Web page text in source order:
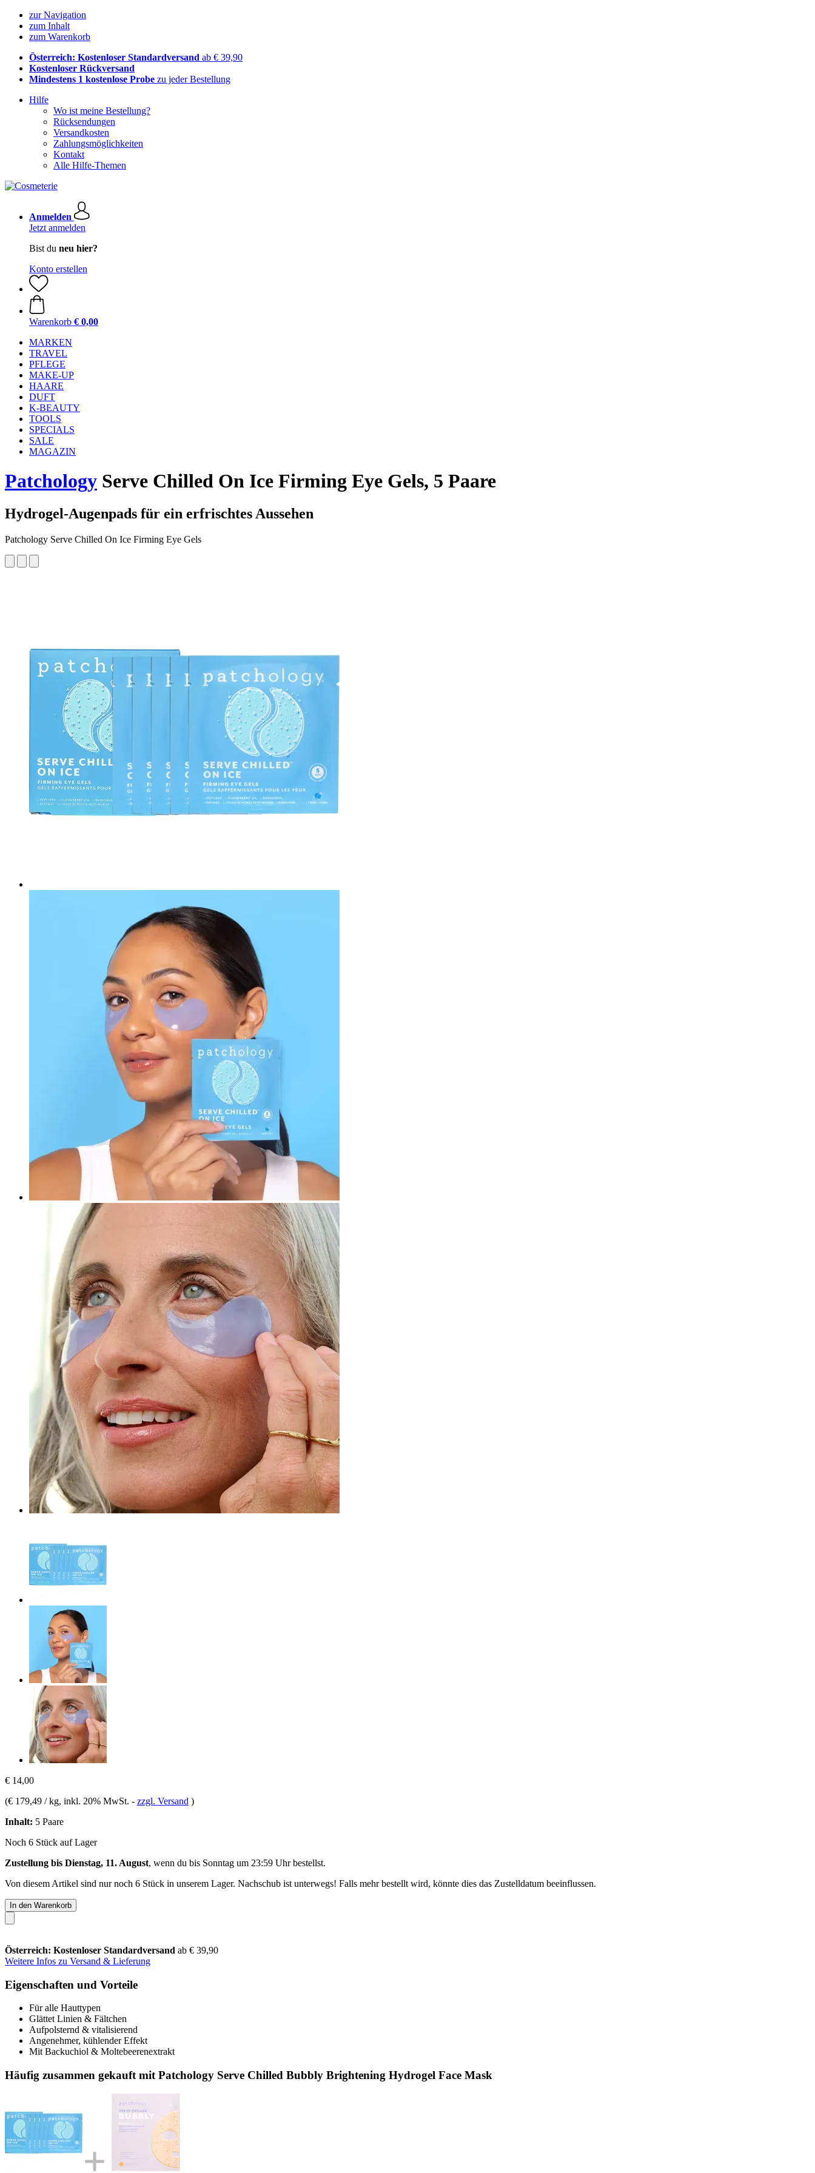
zur Navigation
zum Inhalt
zum Warenkorb
Österreich: Kostenloser Standardversand ab € 39,90
Kostenloser Rückversand
Mindestens 1 kostenlose Probe zu jeder Bestellung
Hilfe
Wo ist meine Bestellung?
Rücksendungen
Versandkosten
Zahlungsmöglichkeiten
Kontakt
Alle Hilfe-Themen
Anmelden
Jetzt anmelden
Bist du neu hier?
Konto erstellen
Warenkorb € 0,00
MARKEN
TRAVEL
PFLEGE
MAKE-UP
HAARE
DUFT
K-BEAUTY
TOOLS
SPECIALS
SALE
MAGAZIN
Patchology Serve Chilled On Ice Firming Eye Gels, 5 Paare
Hydrogel-Augenpads für ein erfrischtes Aussehen
Patchology Serve Chilled On Ice Firming Eye Gels
€ 14,00
(€ 179,49 / kg, inkl. 20% MwSt. - zzgl. Versand )
Inhalt: 5 Paare
Noch 6 Stück auf Lager
Zustellung bis Dienstag, 11. August, wenn du bis Sonntag um 23:59 Uhrbestellst.
Von diesem Artikel sind nur noch 6 Stück in unserem Lager. Nachschub ist unterwegs! Falls mehr bestellt wird, könnte dies das Zustelldatum beeinflussen.
In den Warenkorb
Österreich: Kostenloser Standardversand ab € 39,90
Weitere Infos zu Versand & Lieferung
Eigenschaften und Vorteile
Für alle Hauttypen
Glättet Linien & Fältchen
Aufpolsternd & vitalisierend
Angenehmer, kühlender Effekt
Mit Backuchiol & Moltebeerenextrakt
Häufig zusammen gekauft mit Patchology Serve Chilled Bubbly Brightening Hydrogel Face Mask